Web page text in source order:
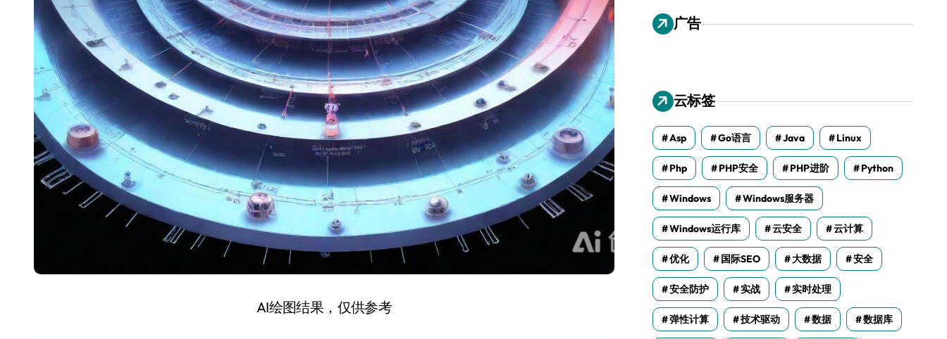
AI绘图结果，仅供参考
广告
云标签
Asp Go语言 Java Linux
Php PHP安全 PHP进阶 Python
Windows Windows服务器
Windows运行库 云安全 云计算
优化 国际SEO 大数据 安全
安全防护 实战 实时处理
弹性计算 技术驱动 数据 数据库